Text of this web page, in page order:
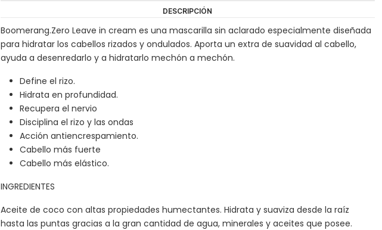
DESCRIPCIÓN
Boomerang.Zero Leave in cream es una mascarilla sin aclarado especialmente diseñada
para hidratar los cabellos rizados y ondulados. Aporta un extra de suavidad al cabello,
ayuda a desenredarlo y a hidratarlo mechón a mechón.
Define el rizo.
Hidrata en profundidad.
Recupera el nervio
Disciplina el rizo y las ondas
Acción antiencrespamiento.
Cabello más fuerte
Cabello más elástico.
INGREDIENTES
Aceite de coco con altas propiedades humectantes. Hidrata y suaviza desde la raíz
hasta las puntas gracias a la gran cantidad de agua, minerales y aceites que posee.